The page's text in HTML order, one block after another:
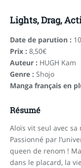
Lights, Drag,
Date de parution :
Prix : 8,50€
Auteur : HUGH Kam
Genre : Shojo
Manga français en
Résumé
Aloïs vit seul avec
Passionné par
queen de renom !
dans le placard, la